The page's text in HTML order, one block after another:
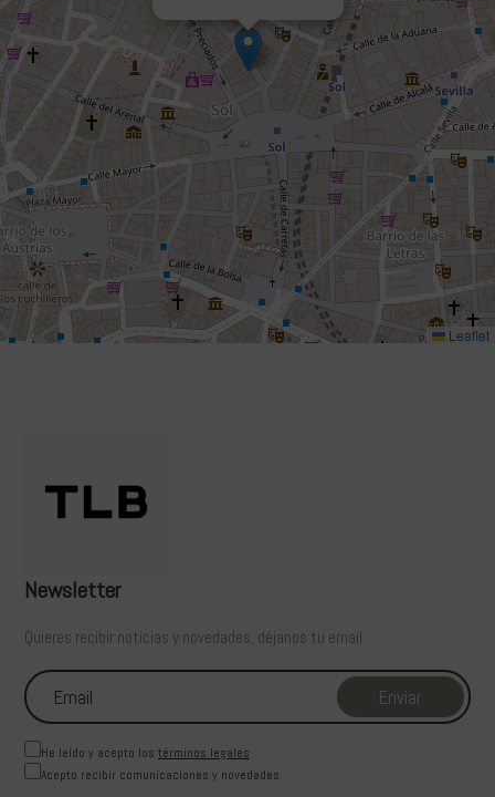
Leaflet
Newsletter
Quieres recibir noticias y novedades, déjanos tu email.
He leído y acepto los términos legales
Acepto recibir comunicaciones y novedades